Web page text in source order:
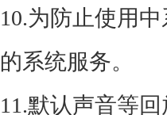
10.为防止使用
的系统服务。
11.默认声音等